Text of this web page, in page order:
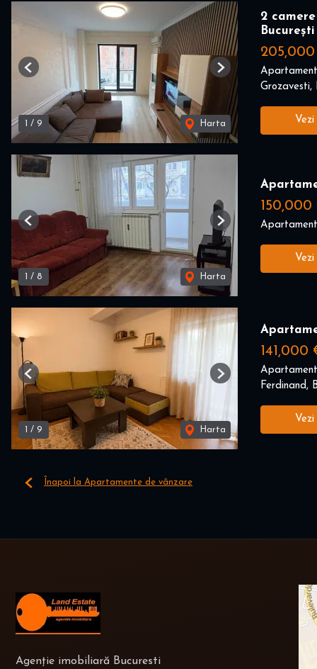
1 / 9 Harta
Previous Next
2
București
Grozavesti,
1 / 8 Harta
Previous Next
150,000
1 / 9 Harta
Previous Next
141,000
Ferdinand,
Înapoi la Apartamente de vânzare
Agenție imobiliară Bucuresti